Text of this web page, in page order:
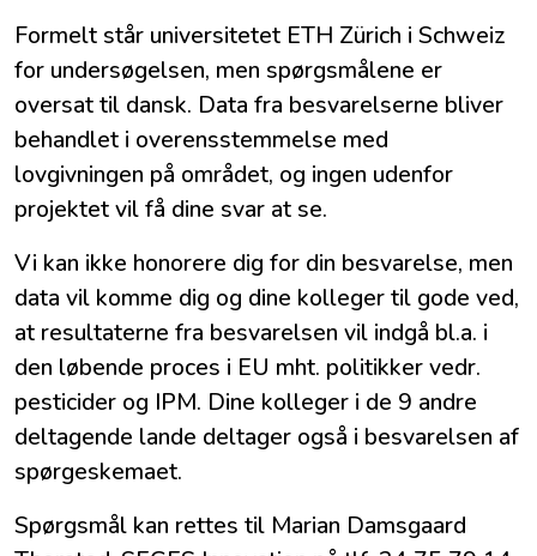
Formelt står universitetet ETH Zürich i Schweiz
for undersøgelsen, men spørgsmålene er
oversat til dansk. Data fra besvarelserne bliver
behandlet i overensstemmelse med
lovgivningen på området, og ingen udenfor
projektet vil få dine svar at se.
Vi kan ikke honorere dig for din besvarelse, men
data vil komme dig og dine kolleger til gode ved,
at resultaterne fra besvarelsen vil indgå bl.a. i
den løbende proces i EU mht. politikker vedr.
pesticider og IPM. Dine kolleger i de 9 andre
deltagende lande deltager også i besvarelsen af
spørgeskemaet.
Spørgsmål kan rettes til Marian Damsgaard